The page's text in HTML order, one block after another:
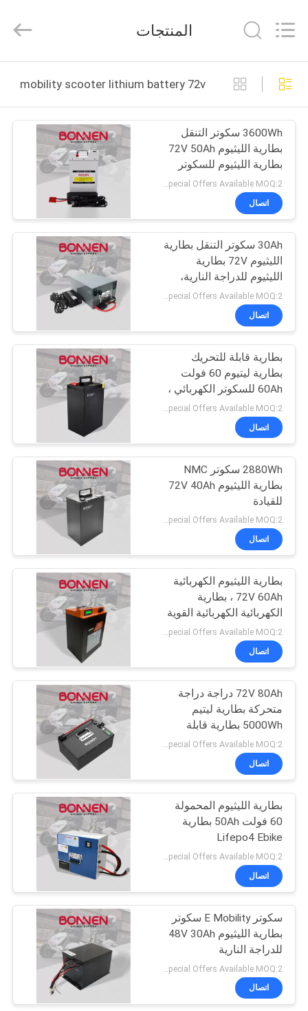
منزل
المنتجات
حول
جولة
المعمل
ضبط
الجودة
اتصل
أخبار
خريطة
الموقع
سياسة
الخصوصية
Technology
Rights
المنتجات
mobility scooter lithium battery 72v التصنيع عبر الإنترنت
3600Wh سكوتر التنقل
بطارية الليثيوم 72V 50Ah
بطارية الليثيوم للسكوتر
الكهربائي
Special Offers Available MOQ:2 وحدة
اتصال
30Ah سكوتر التنقل بطارية
الليثيوم 72V بطارية
الليثيوم للدراجة النارية،
سيتي كوكو
اتصال
بطارية قابلة للتحريك
بطارية ليتيوم 60 فولت
60Ah للسكوتر الكهربائي ،
استبدال بطارية ليتيوم
لسكوتر التنقل
اتصال
2880Wh سكوتر NMC
بطارية الليثيوم 72V 40Ah
للقيادة
Special Offers Available MOQ:2 وحدة
اتصال
بطارية الليثيوم الكهربائية
72V 60Ah ، بطارية
الكهربائية الكهربائية القوية
، بطارية قابلة للتبادل
Special Offers Available MOQ:2 وحدة
اتصال
72V 80Ah دراجة دراجة
متحركة بطارية ليتيم
5000Wh بطارية قابلة
للتبديل للدراجة النارية
الكهربائية
اتصال
بطارية الليثيوم المحمولة
60 فولت 50Ah بطارية
Lifepo4 Ebike
اتصال
سكوتر E Mobility سكوتر
بطارية الليثيوم 48V 30Ah
للدراجة النارية
اتصال